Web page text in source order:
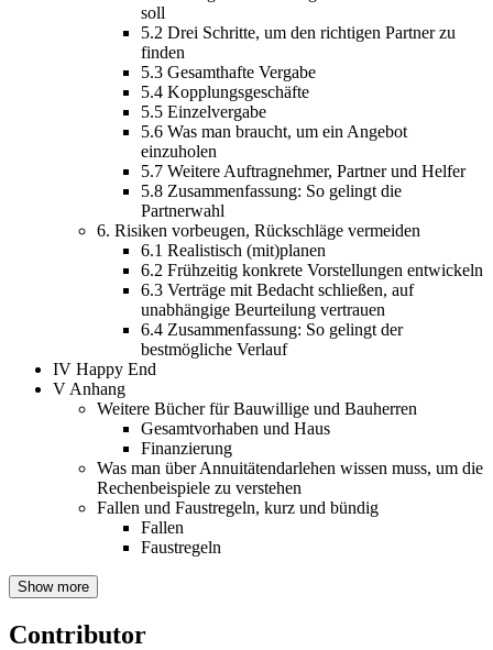
soll
5.2 Drei Schritte, um den richtigen Partner zu
finden
5.3 Gesamthafte Vergabe
5.4 Kopplungsgeschäfte
5.5 Einzelvergabe
5.6 Was man braucht, um ein Angebot
einzuholen
5.7 Weitere Auftragnehmer, Partner und Helfer
5.8 Zusammenfassung: So gelingt die
Partnerwahl
6. Risiken vorbeugen, Rückschläge vermeiden
6.1 Realistisch (mit)planen
6.2 Frühzeitig konkrete Vorstellungen entwickeln
6.3 Verträge mit Bedacht schließen, auf
unabhängige Beurteilung vertrauen
6.4 Zusammenfassung: So gelingt der
bestmögliche Verlauf
IV Happy End
V Anhang
Weitere Bücher für Bauwillige und Bauherren
Gesamtvorhaben und Haus
Finanzierung
Was man über Annuitätendarlehen wissen muss, um die
Rechenbeispiele zu verstehen
Fallen und Faustregeln, kurz und bündig
Fallen
Faustregeln
Show more
Contributor